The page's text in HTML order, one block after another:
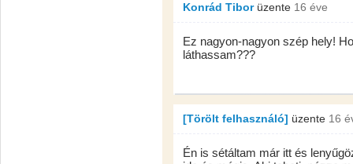
Konrád Tiborüzente 16 éve
Ez nagyon-nagyon szép hely!
láthassam???
[Törölt felhasználó] üzente 16
Én is sétáltam már itt és